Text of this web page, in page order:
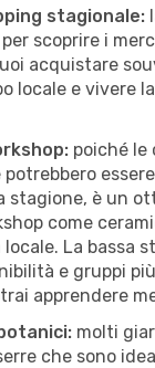
stagionale:
scoprire i
acquistare
locale e vivere
poiché le
stagione, è un
come
La bassa
e gruppi
apprendere
molti
che sono